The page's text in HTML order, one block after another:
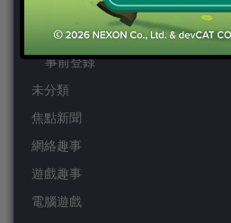
IOS
事前登錄
未分類
焦點新聞
網絡趣事
遊戲趣事
電腦遊戲